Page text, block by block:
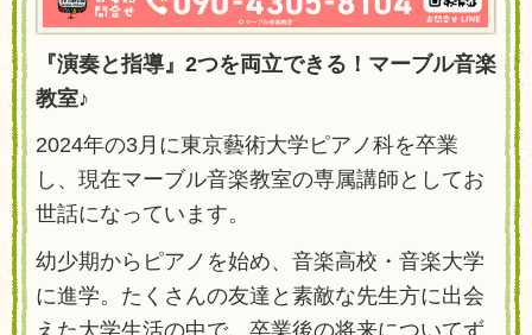
『演奏と指導』2つを両立できる！マーブル音楽
教室♪
2024年の3月に東京藝術大学ピアノ科を卒業
し、現在マーブル音楽教室の専属講師としてお
世話になっています。
幼少期からピアノを始め、音楽高校・音楽大学
に進学。たくさんの友達と素敵な先生方に出会